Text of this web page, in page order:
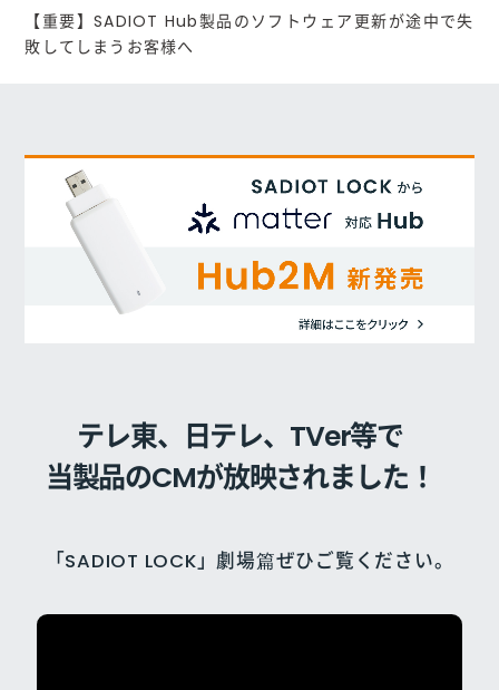
【重要】SADIOT Hub製品のソフトウェア更新が途中で失
敗してしまうお客様へ
テレ東、日テレ、TVer等で
当製品のCMが放映されました！
「SADIOT LOCK」劇場篇ぜひご覧ください。